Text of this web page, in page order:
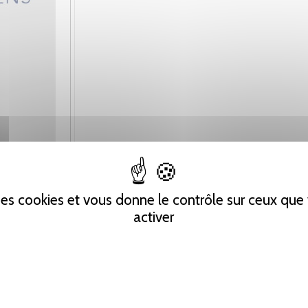
cookies et vous donne le contrôle sur ceux
activer